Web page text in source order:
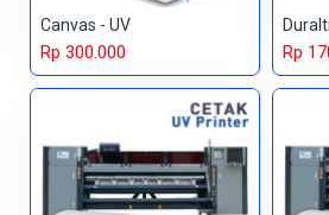
Canvas - UV
Rp 300.000 Rp